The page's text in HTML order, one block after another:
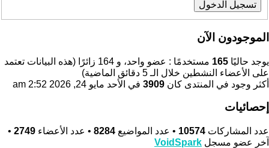
الموجودون الآن
يوجد حاليًا 165
مستخدمًا : عضو واحد، و 164 زائرًا (هذه البيانات تعتمد
على الأعضاء النشطين خلال الـ 5 دقائق الماضية)
أكثر وجود في المنتدى كان 3909 في الأحد مايو 24, 2026 2:52 am
إحصائيات
عدد المشاركات 10574 • عدد المواضيع 8284 • عدد الأعضاء 2749
•
آخر عضو مسجل VoidSpark